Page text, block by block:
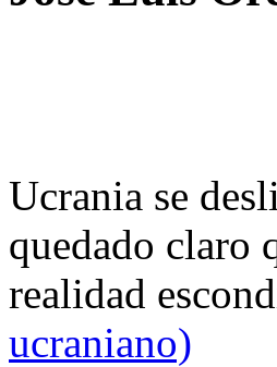
Ucrania se
quedado claro
realidad
ucraniano)